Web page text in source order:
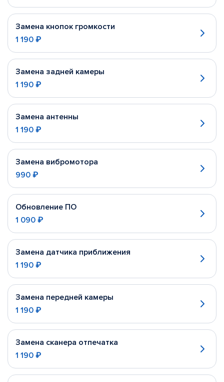
Замена кнопок громкости
1 190 ₽
Замена задней камеры
1 190 ₽
Замена антенны
1 190 ₽
Замена вибромотора
990 ₽
Обновление ПО
1 090 ₽
Замена датчика приближения
1 190 ₽
Замена передней камеры
1 190 ₽
Замена сканера отпечатка
1 190 ₽